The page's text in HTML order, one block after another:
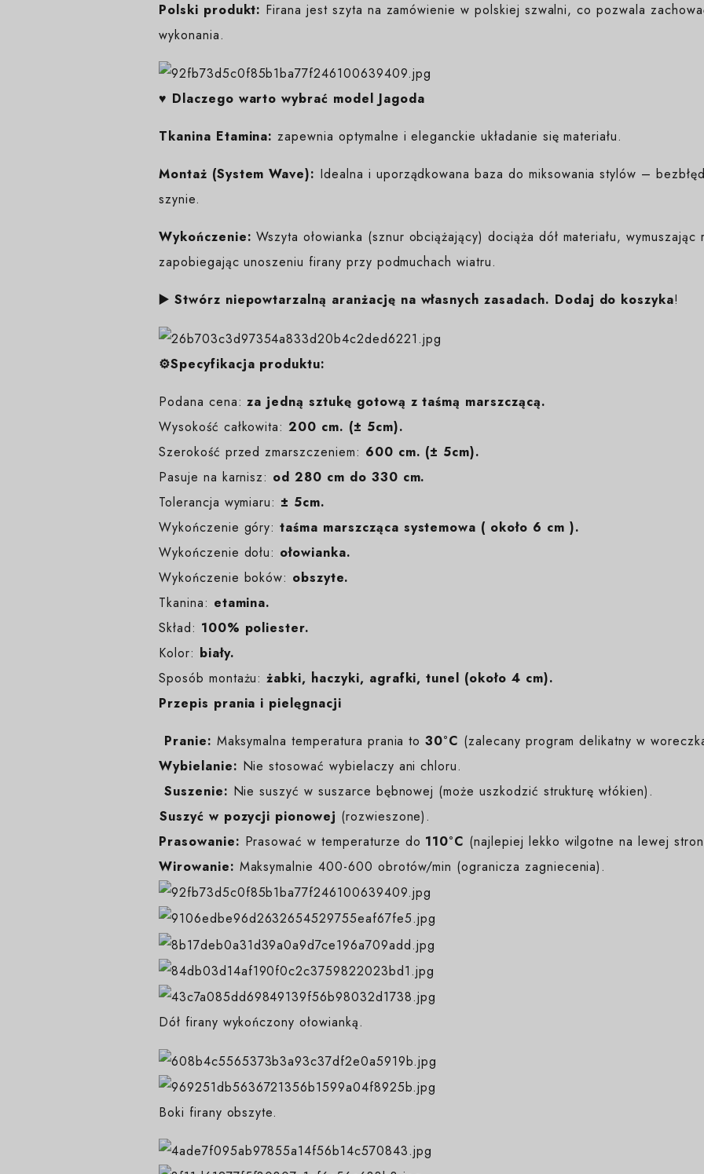
Polski produkt: Firana jest szyta na zamówienie w polskiej szwalni, co pozwala
wykonania.
♥️ Dlaczego warto wybrać model Jagoda
Tkanina Etamina: zapewnia optymalne i eleganckie układanie się materiału.
Montaż (System Wave): Idealna i uporządkowana baza do miksowania stylów –
szynie.
Wykończenie: Wszyta ołowianka (sznur obciążający) dociąża dół materiału,
zapobiegając unoszeniu firany przy podmuchach wiatru.
▶️ Stwórz niepowtarzalną aranżację na własnych zasadach. Dodaj do koszyka!
⚙️Specyfikacja produktu:
Podana cena: za jedną sztukę gotową z taśmą marszczącą.
Wysokość całkowita: 200 cm. (± 5cm).
Szerokość przed zmarszczeniem: 600 cm. (± 5cm).
Pasuje na karnisz: od 280 cm do 330 cm.
Tolerancja wymiaru: ± 5cm.
Wykończenie góry:taśma marszcząca systemowa ( około 6 cm ).
Wykończenie dołu: ołowianka.
Wykończenie boków: obszyte.
Tkanina: etamina.
Skład: 100% poliester.
Kolor: biały.
Sposób montażu:żabki, haczyki, agrafki, tunel (około 4 cm).
Przepis prania i pielęgnacji
Pranie: Maksymalna temperatura prania to30°C (zalecany program delikatny w
Wybielanie: Nie stosować wybielaczy ani chloru.
Suszenie: Nie suszyć w suszarce bębnowej (może uszkodzić strukturę włókien).
️Suszyć w pozycji pionowej (rozwieszone).
Prasowanie: Prasować w temperaturze do 110°C (najlepiej lekko wilgotne na lewej
Wirowanie: Maksymalnie 400-600 obrotów/min (ogranicza zagniecenia).
Dół firany wykończony ołowianką.
Boki firany obszyte.